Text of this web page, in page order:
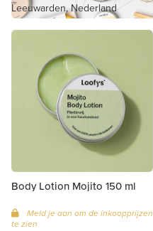
Leeuwarden, Nederland
Body Lotion Mojito 150 ml
Meld je aan om de inkoopprijzen
te zien